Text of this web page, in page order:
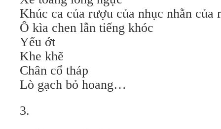
Khúc ca của rượu của nhục nhằn của
Ô kìa chen lẫn tiếng khóc
Yếu ớt
Khe khẽ
Chân cổ tháp
Lò gạch bỏ hoang…
3.